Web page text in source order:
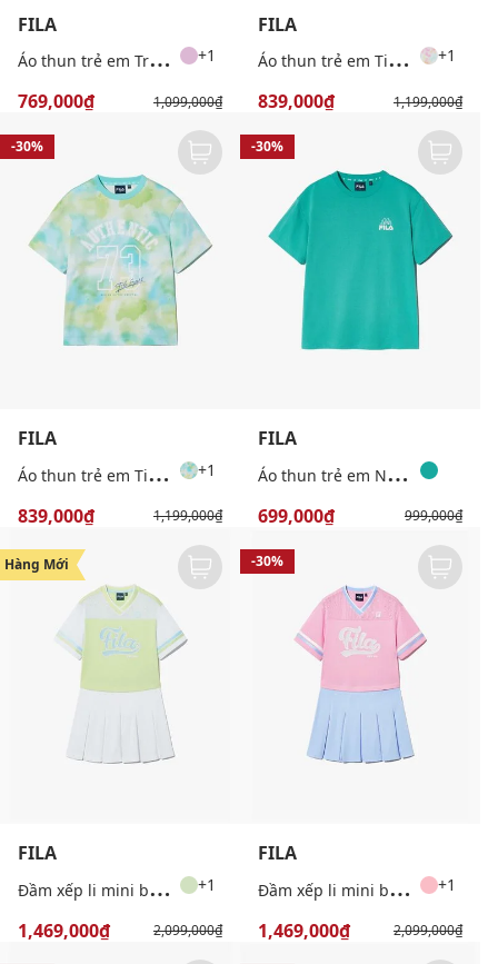
FILA
Á
o thun trẻ em Travel Club Color Block +1
769,000₫ 1,099,000₫
FILA
Á
o thun trẻ em Tie Dye +1
839,000₫ 1,199,000₫
-30%
FILA
Á
o thun trẻ em Tie Dye +1
839,000₫ 1,199,000₫
-30%
FILA
Á
o thun trẻ em Nature Graphic
699,000₫ 999,000₫
Hàng Mới
-30%
FILA
Đ
ầm xếp li mini bé gái Player +1
1,469,000₫ 2,099,000₫
-30%
FILA
Đ
ầm xếp li mini bé gái Player +1
1,469,000₫ 2,099,000₫